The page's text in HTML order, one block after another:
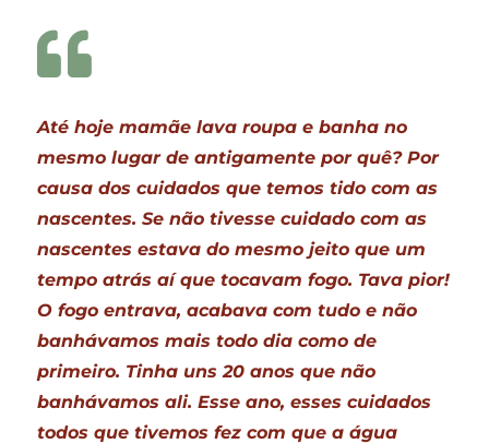
Até hoje mamãe lava roupa e banha no
mesmo lugar de antigamente por quê? Por
causa dos cuidados que temos tido com as
nascentes. Se não tivesse cuidado com as
nascentes estava do mesmo jeito que um
tempo atrás aí que tocavam fogo. Tava pior!
O fogo entrava, acabava com tudo e não
banhávamos mais todo dia como de
primeiro. Tinha uns 20 anos que não
banhávamos ali. Esse ano, esses cuidados
todos que tivemos fez com que a água